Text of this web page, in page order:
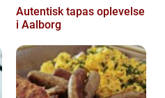
Autentisk tapas oplevelse
i Aalborg